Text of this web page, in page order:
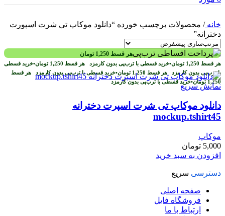
خانه/ محصولات برچسب خورده “دانلود موکاپ تی شرت اسپورت
دخترانه”
هر قسط 1,250 تومان
هر قسط 1,250 تومان•خرید قسطی با ترب‌پی بدون کارمزد هر قسط 1,250 تومان•خرید قسطی
با ترب‌پی بدون کارمزد هر قسط 1,250 تومان•خرید قسطی با ترب‌پی بدون کارمزد هر قسط
1,250 تومان•خرید قسطی با ترب‌پی بدون کارمزدنمایش سریع
دانلود موکاپ تی شرت اسپرت دخترانه
mockup.tshirt45
موکاپ
5,000 تومان
افزودن به سبد خرید
دسترسی سریع
صفحه اصلی
فروشگاه فایل
ارتباط با ما